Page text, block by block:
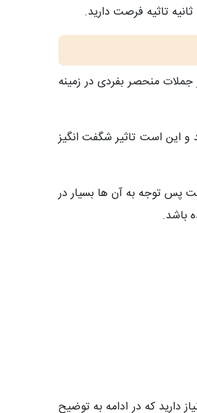
منحصر بفردی در زمینه
و این است تاثیر شگفت انگیز
پس توجه به آن ها بسیار در
باشد.
دارید که در ادامه به توضیح